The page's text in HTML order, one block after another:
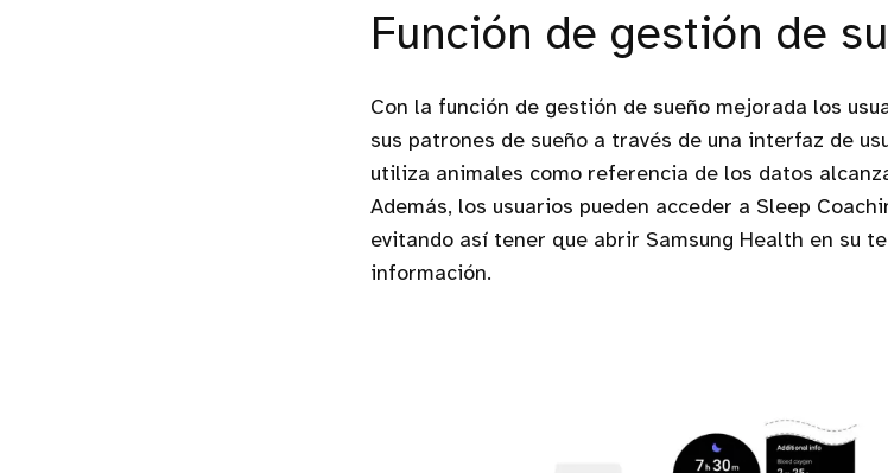
Función de gestión de
Con la función de gestión de sueño mejorada los
sus patrones de sueño a través de una interfaz de
utiliza animales como referencia de los datos
Además, los usuarios pueden acceder a Sleep
evitando así tener que abrir Samsung Health en su
información.